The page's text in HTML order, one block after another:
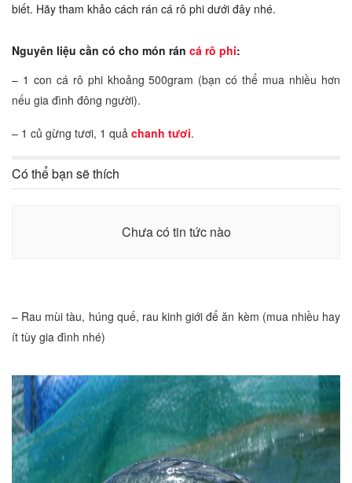
biết. Hãy tham khảo cách rán cá rô phi dưới đây nhé.
Nguyên liệu cần có cho món rán cá rô phi:
– 1 con cá rô phi khoảng 500gram (bạn có thể mua nhiều hơn
nếu gia đình đông người).
– 1 củ gừng tươi, 1 quả chanh tươi.
Có thể bạn sẽ thích
Chưa có tin tức nào
– Rau mùi tàu, húng quế, rau kinh giới để ăn kèm (mua nhiều hay
ít tùy gia đình nhé)